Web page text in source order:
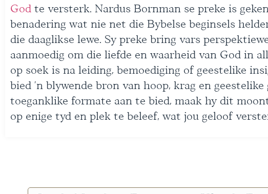
God te versterk. Nardus Bornman se preke is
benadering wat nie net die Bybelse beginsels
die daaglikse lewe. Sy preke bring vars
aanmoedig om die liefde en waarheid van God in
op soek is na leiding, bemoediging of geestelike
bied ’n blywende bron van hoop, krag en
toeganklike formate aan te bied, maak hy dit
op enige tyd en plek te beleef, wat jou geloof